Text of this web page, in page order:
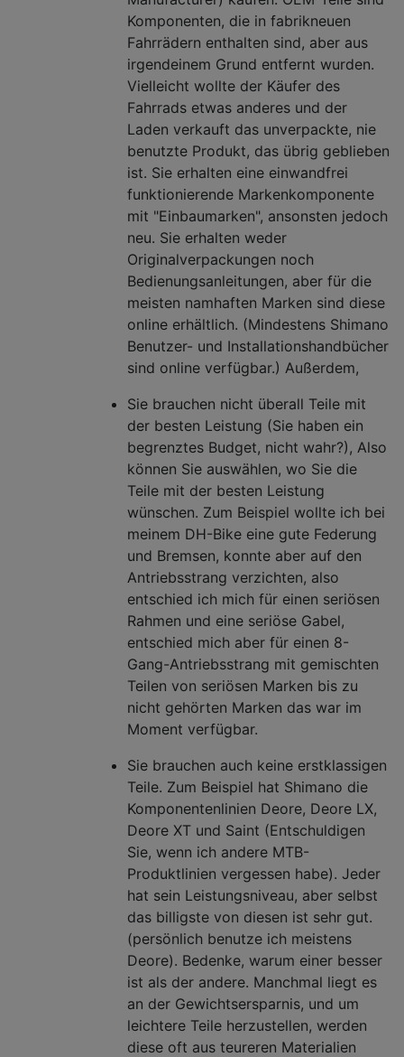
Komponenten, die in fabrikneuen
Fahrrädern enthalten sind, aber aus
irgendeinem Grund entfernt wurden.
Vielleicht wollte der Käufer des
Fahrrads etwas anderes und der
Laden verkauft das unverpackte, nie
benutzte Produkt, das übrig geblieben
ist. Sie erhalten eine einwandfrei
funktionierende Markenkomponente
mit "Einbaumarken", ansonsten jedoch
neu. Sie erhalten weder
Originalverpackungen noch
Bedienungsanleitungen, aber für die
meisten namhaften Marken sind diese
online erhältlich. (Mindestens Shimano
Benutzer- und Installationshandbücher
sind online verfügbar.) Außerdem,
Sie brauchen nicht überall Teile mit
der besten Leistung (Sie haben ein
begrenztes Budget, nicht wahr?), Also
können Sie auswählen, wo Sie die
Teile mit der besten Leistung
wünschen. Zum Beispiel wollte ich bei
meinem DH-Bike eine gute Federung
und Bremsen, konnte aber auf den
Antriebsstrang verzichten, also
entschied ich mich für einen seriösen
Rahmen und eine seriöse Gabel,
entschied mich aber für einen 8-
Gang-Antriebsstrang mit gemischten
Teilen von seriösen Marken bis zu
nicht gehörten Marken das war im
Moment verfügbar.
Sie brauchen auch keine erstklassigen
Teile. Zum Beispiel hat Shimano die
Komponentenlinien Deore, Deore LX,
Deore XT und Saint (Entschuldigen
Sie, wenn ich andere MTB-
Produktlinien vergessen habe). Jeder
hat sein Leistungsniveau, aber selbst
das billigste von diesen ist sehr gut.
(persönlich benutze ich meistens
Deore). Bedenke, warum einer besser
ist als der andere. Manchmal liegt es
an der Gewichtsersparnis, und um
leichtere Teile herzustellen, werden
diese oft aus teureren Materialien